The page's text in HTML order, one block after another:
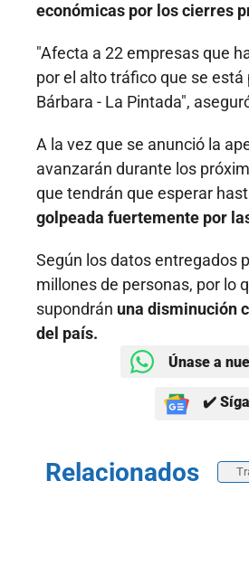
económicas por los cierres
"Afecta a 22 empresas que
por el alto tráfico que se
Bárbara - La Pintada",
A la vez que se anunció la
avanzarán durante los
que tendrán que esperar
golpeada fuertemente por
Según los datos entregados
millones de personas, por lo
supondrán una disminución
del país.
Únase a
✔️
Relacionados